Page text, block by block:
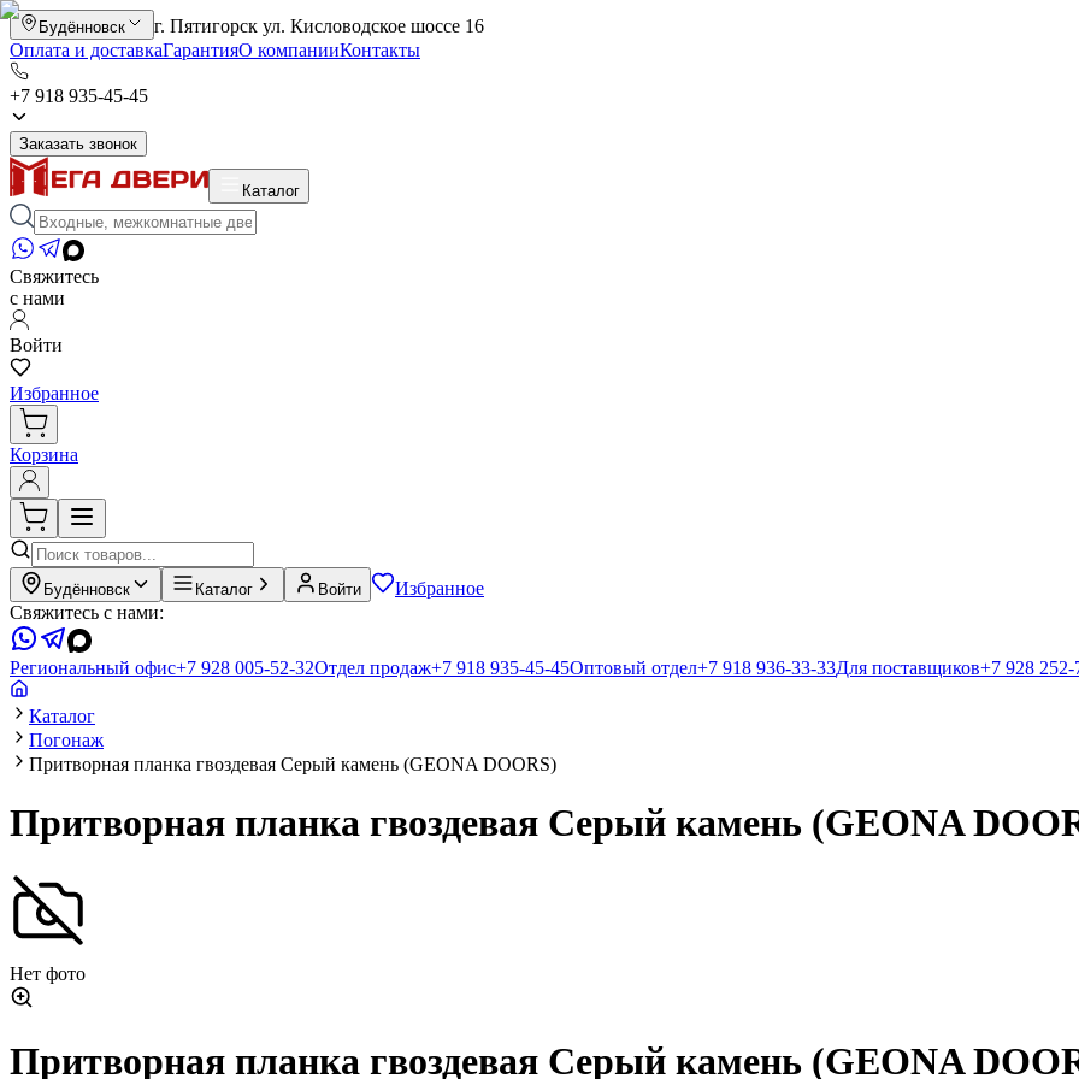
Будённовск
г. Пятигорск ул. Кисловодское шоссе 16
Оплата и доставкаГарантияО компанииКонтакты
+7 918 935-45-45
Заказать звонок
Каталог
Свяжитесь
с нами
Войти
Избранное
Корзина
Будённовск Каталог Войти
Избранное
Свяжитесь с нами:
Региональный офис+7 928 005-52-32Отдел продаж+7 918 935-45-45Оптовый отдел+7 918 936-33-33Для поставщиков+7 928 252-
Каталог
Погонаж
Притворная планка гвоздевая Серый камень (GEONA DOORS)
Притворная планка гвоздевая Серый камень (GEONA
Нет фото
Притворная планка гвоздевая Серый камень (GEONA